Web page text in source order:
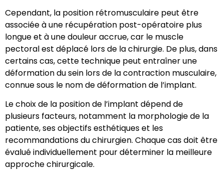
Cependant, la position rétromusculaire peut être
associée à une récupération post-opératoire plus
longue et à une douleur accrue, car le muscle
pectoral est déplacé lors de la chirurgie. De plus, dans
certains cas, cette technique peut entraîner une
déformation du sein lors de la contraction musculaire,
connue sous le nom de déformation de l’implant.
Le choix de la position de l’implant dépend de
plusieurs facteurs, notamment la morphologie de la
patiente, ses objectifs esthétiques et les
recommandations du chirurgien. Chaque cas doit être
évalué individuellement pour déterminer la meilleure
approche chirurgicale.